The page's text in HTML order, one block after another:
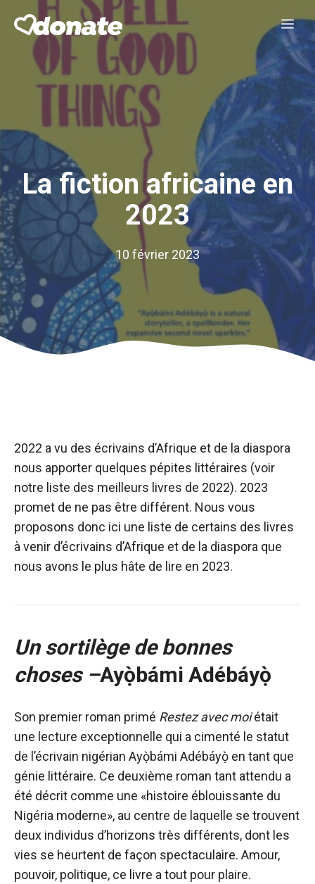
contenu
La fiction africaine en
2023
10 février 2023
2022 a vu des écrivains d’Afrique et de la diaspora
nous apporter quelques pépites littéraires (voir
notre liste des meilleurs livres de 2022). 2023
promet de ne pas être différent. Nous vous
proposons donc ici une liste de certains des livres
à venir d’écrivains d’Afrique et de la diaspora que
nous avons le plus hâte de lire en 2023.
Un sortilège de bonnes
choses –Ayọ̀bámi Adébáyọ̀
Son premier roman primé Restez avec moiétait
une lecture exceptionnelle qui a cimenté le statut
de l’écrivain nigérian Ayọ̀bámi Adébáyọ̀ en tant que
génie littéraire. Ce deuxième roman tant attendu a
été décrit comme une «histoire éblouissante du
Nigéria moderne», au centre de laquelle se trouvent
deux individus d’horizons très différents, dont les
vies se heurtent de façon spectaculaire. Amour,
pouvoir, politique, ce livre a tout pour plaire.